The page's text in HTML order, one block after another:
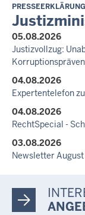
Newsletter Juli
30.06.2026
288
der
30.06.2026
RechtSpecial -
05.08.2026
Justizvollzug:
04.08.2026
Expertentelefon
04.08.2026
RechtSpecial -
03.08.2026
Newsletter
Dein Mut findet